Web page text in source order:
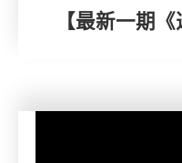
【最新一期